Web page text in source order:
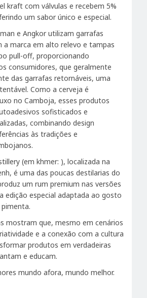
kraft com válvulas e recebem 5%
um sabor único e especial.
e Angkor utilizam garrafas
a marca em alto relevo e tampas
pull-off, proporcionando
consumidores, que geralmente
das garrafas retornáveis, uma
Como a cerveja é
no Camboja, esses produtos
sofisticados e
combinando design
às tradições e
(em khmer: ), localizada na
é uma das poucas destilarias do
um rum premium nas versões
edição especial adaptada ao gosto
mostram que, mesmo em cenários
e a conexão com a cultura
produtos em verdadeiras
e educam.
mundo afora, mundo melhor.